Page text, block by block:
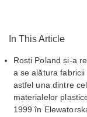
In This Article
Rosti Poland și-a
a se alătura
astfel una dintre
materialelor
1999 în